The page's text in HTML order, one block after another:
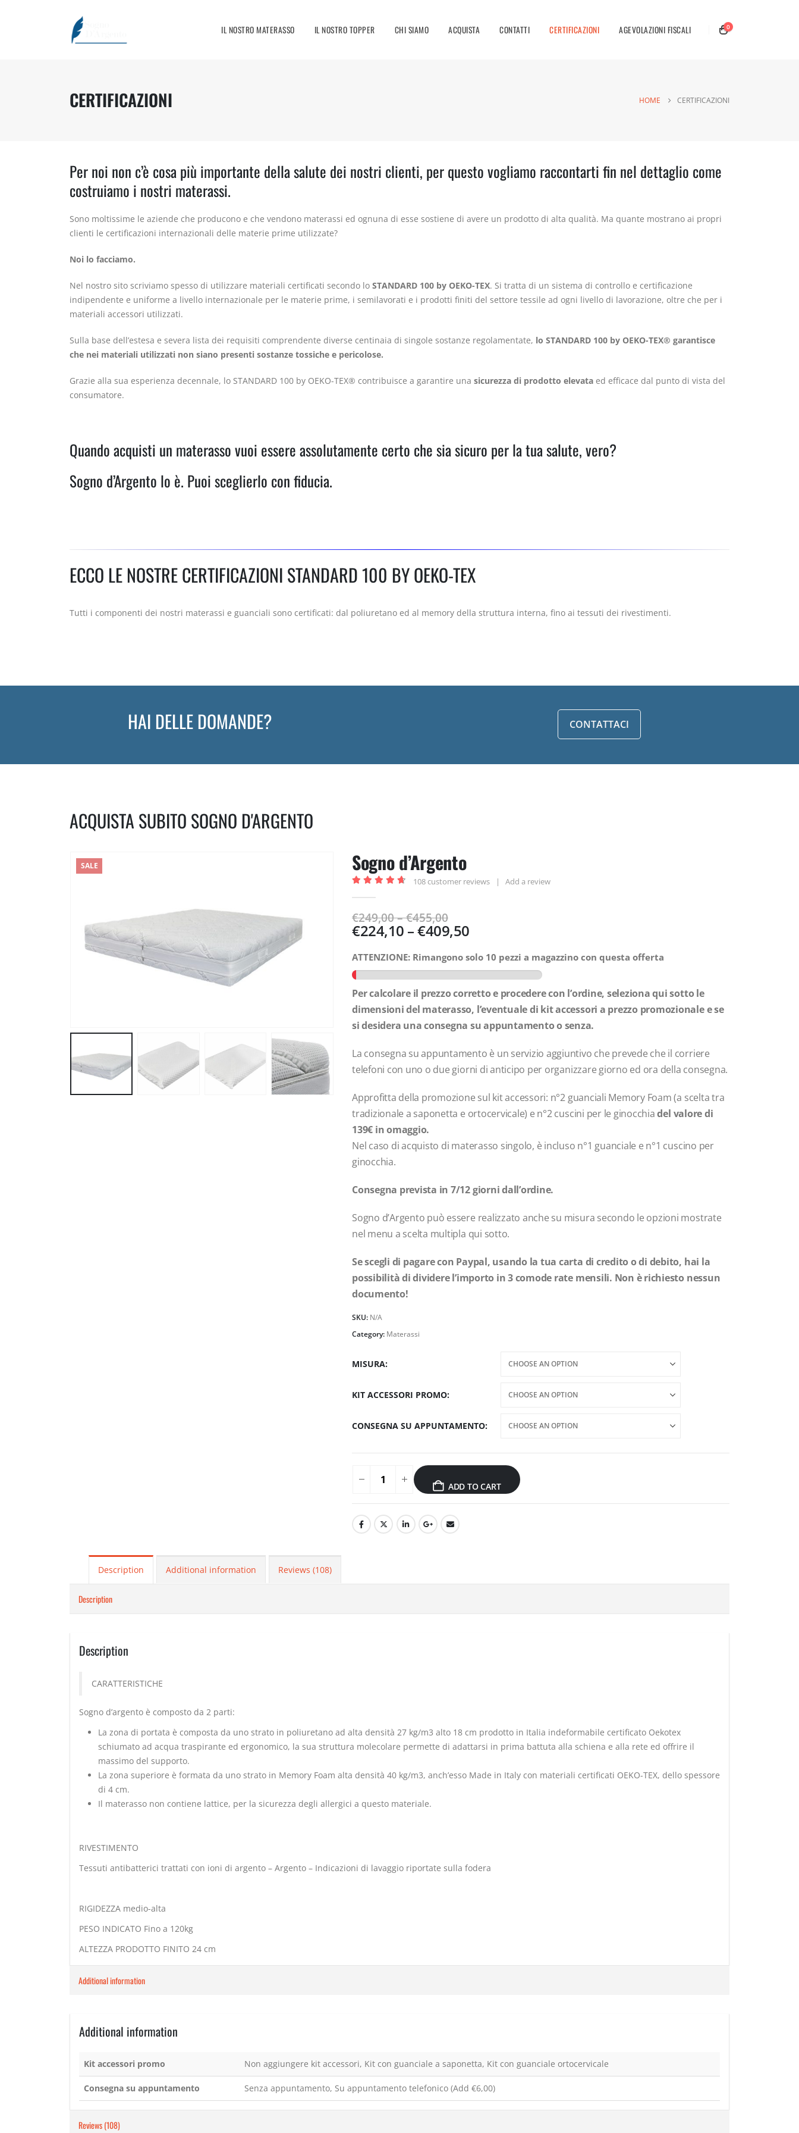
IL NOSTRO MATERASSO IL NOSTRO TOPPER CHI SIAMO ACQUISTA CONTATTI CERTIFICAZIONI AGEVOLAZIONI FISCALI 0
CERTIFICAZIONI HOME CERTIFICAZIONI
Per noi non c’è cosa più importante della salute dei nostri clienti, per questo vogliamo raccontarti fin nel dettaglio come
costruiamo i nostri materassi.
Sono moltissime le aziende che producono e che vendono materassi ed ognuna di esse sostiene di avere un prodotto di alta qualità. Ma quante mostrano ai propri
clienti le certificazioni internazionali delle materie prime utilizzate?
Noi lo facciamo.
Nel nostro sito scriviamo spesso di utilizzare materiali certificati secondo lo STANDARD 100 by OEKO-TEX. Si tratta di un sistema di controllo e certificazione
indipendente e uniforme a livello internazionale per le materie prime, i semilavorati e i prodotti finiti del settore tessile ad ogni livello di lavorazione, oltre che per i
materiali accessori utilizzati.
Sulla base dell’estesa e severa lista dei requisiti comprendente diverse centinaia di singole sostanze regolamentate, lo STANDARD 100 by OEKO-TEX® garantisce
che nei materiali utilizzati non siano presenti sostanze tossiche e pericolose.
Grazie alla sua esperienza decennale, lo STANDARD 100 by OEKO-TEX® contribuisce a garantire una sicurezza di prodotto elevata ed efficace dal punto di vista del
consumatore.
Quando acquisti un materasso vuoi essere assolutamente certo che sia sicuro per la tua salute, vero?
Sogno d’Argento lo è. Puoi sceglierlo con fiducia.
ECCO LE NOSTRE CERTIFICAZIONI STANDARD 100 BY OEKO-TEX
Tutti i componenti dei nostri materassi e guanciali sono certificati: dal poliuretano ed al memory della struttura interna, fino ai tessuti dei rivestimenti.
HAI DELLE DOMANDE? CONTATTACI
ACQUISTA SUBITO SOGNO D'ARGENTO
SALE Sogno d’Argento
108customer reviews | Add a review
€249,00–€455,00
€224,10 –€409,50
ATTENZIONE: Rimangono solo 10 pezzi a magazzino con questa offerta
Per calcolare il prezzo corretto e procedere con l’ordine, seleziona qui sotto le
dimensioni del materasso, l’eventuale di kit accessori a prezzo promozionale e se
si desidera una consegna su appuntamento o senza.
La consegna su appuntamento è un servizio aggiuntivo che prevede che il corriere
telefoni con uno o due giorni di anticipo per organizzare giorno ed ora della consegna.
Approfitta della promozione sul kit accessori: n°2 guanciali Memory Foam (a scelta tra
tradizionale a saponetta e ortocervicale) e n°2 cuscini per le ginocchiadel valore di
139€ in omaggio.
Nel caso di acquisto di materasso singolo, è incluso n°1 guanciale e n°1 cuscino per
ginocchia.
Consegna prevista in 7/12 giorni dall’ordine.
Sogno d’Argento può essere realizzato anche su misura secondo le opzioni mostrate
nel menu a scelta multipla qui sotto.
Se scegli di pagare con Paypal, usando la tua carta di credito o di debito, hai la
possibilità di dividere l’importo in 3 comode rate mensili. Non è richiesto nessun
documento!
SKU: N/A
Category: Materassi
MISURA
KIT ACCESSORI PROMO
CONSEGNA SU APPUNTAMENTO
ADD TO CART
Description Additional information Reviews (108)
Description
Description
CARATTERISTICHE
Sogno d’argento è composto da 2 parti:
La zona di portata è composta da uno strato in poliuretano ad alta densità 27 kg/m3 alto 18 cm prodotto in Italia indeformabile certificato Oekotex
schiumato ad acqua traspirante ed ergonomico, la sua struttura molecolare permette di adattarsi in prima battuta alla schiena e alla rete ed offrire il
massimo del supporto.
La zona superiore è formata da uno strato in Memory Foam alta densità 40 kg/m3, anch’esso Made in Italy con materiali certificati OEKO-TEX, dello spessore
di 4 cm.
Il materasso non contiene lattice, per la sicurezza degli allergici a questo materiale.
RIVESTIMENTO
Tessuti antibatterici trattati con ioni di argento – Argento – Indicazioni di lavaggio riportate sulla fodera
RIGIDEZZA medio-alta
PESO INDICATO Fino a 120kg
ALTEZZA PRODOTTO FINITO 24 cm
Additional information
Additional information
Kit accessori promo Non aggiungere kit accessori, Kit con guanciale a saponetta, Kit con guanciale ortocervicale
Consegna su appuntamento Senza appuntamento, Su appuntamento telefonico (Add €6,00)
Reviews (108)